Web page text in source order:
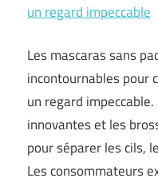
un regard impeccable
Les mascaras sans
incontournables pour
un regard
innovantes et les
pour séparer les cils,
Les consommateurs